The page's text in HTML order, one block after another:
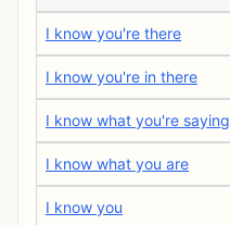
I know you're there
I know you're in there
I know what you're saying
I know what you are
I know you